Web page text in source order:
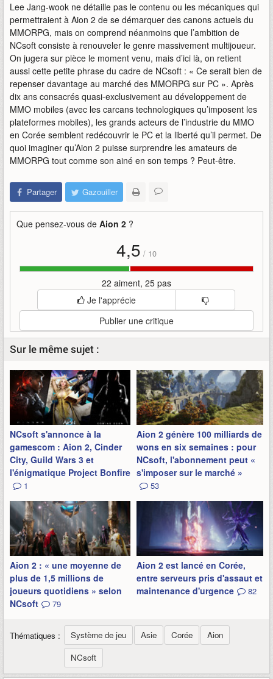
Lee Jang-wook ne détaille pas le contenu ou les mécaniques qui
permettraient à Aion 2 de se démarquer des canons actuels du
MMORPG, mais on comprend néanmoins que l’ambition de
NCsoft consiste à renouveler le genre massivement multijoueur.
On jugera sur pièce le moment venu, mais d’ici là, on retient
aussi cette petite phrase du cadre de NCsoft : « Ce serait bien de
repenser davantage au marché des MMORPG sur PC ». Après
dix ans consacrés quasi-exclusivement au développement de
MMO mobiles (avec les carcans technologiques qu’imposent les
plateformes mobiles), les grands acteurs de l’industrie du MMO
en Corée semblent redécouvrir le PC et la liberté qu’il permet. De
quoi imaginer qu’Aion 2 puisse surprendre les amateurs de
MMORPG tout comme son ainé en son temps ? Peut-être.
Partager Gazouiller
Que pensez-vous de Aion 2 ?
4,5 / 10
22 aiment, 25 pas
Je l'apprécie
Publier une critique
Sur le même sujet :
NCsoft s'annonce à la
gamescom : Aion 2, Cinder
City, Guild Wars 3 et
l'énigmatique Project Bonfire
1
Aion 2 génère 100 milliards de
wons en six semaines : pour
NCsoft, l'abonnement peut «
s'imposer sur le marché »
53
Aion 2 : « une moyenne de
plus de 1,5 millions de
joueurs quotidiens » selon
NCsoft
79
Aion 2 est lancé en Corée,
entre serveurs pris d'assaut et
maintenance d'urgence
82
Thématiques : Système de jeu Asie Corée
Aion
NCsoft